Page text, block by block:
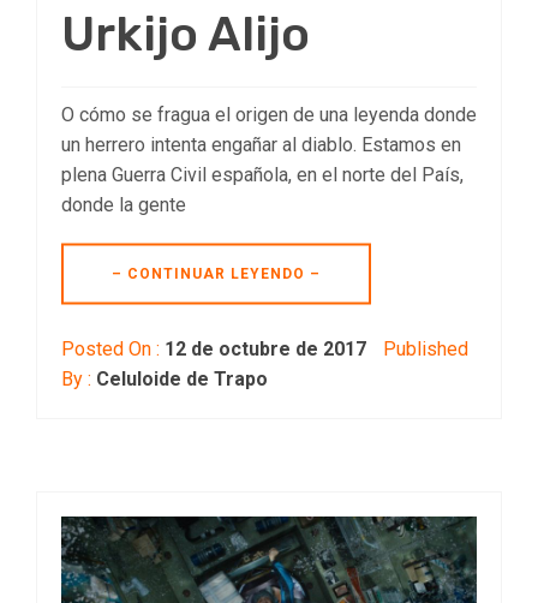
Urkijo Alijo
O cómo se fragua el origen de una leyenda donde
un herrero intenta engañar al diablo. Estamos en
plena Guerra Civil española, en el norte del País,
donde la gente
– CONTINUAR LEYENDO –
Posted On : 12 de octubre de 2017
Published
By : Celuloide de Trapo